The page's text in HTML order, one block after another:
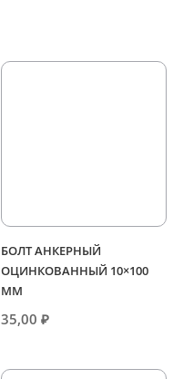
БОЛТ АНКЕРНЫЙ
ОЦИНКОВАННЫЙ 10×100
ММ
35,00 ₽